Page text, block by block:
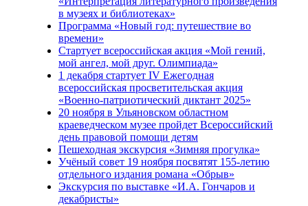
в музеях и библиотеках»
Программа «Новый год: путешествие во
времени»
Стартует всероссийская акция «Мой гений,
мой ангел, мой друг. Олимпиада»
1 декабря стартует IV Ежегодная
всероссийская просветительская акция
«Военно-патриотический диктант 2025»
20 ноября в Ульяновском областном
краеведческом музее пройдет Всероссийский
день правовой помощи детям
Пешеходная экскурсия «Зимняя прогулка»
Учёный совет 19 ноября посвятят 155-летию
отдельного издания романа «Обрыв»
Экскурсия по выставке «И.А. Гончаров и
декабристы»